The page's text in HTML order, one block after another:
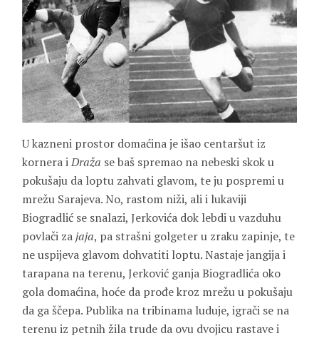
U kazneni prostor domaćina je išao centaršut iz
kornera iDraža se baš spremao na nebeski skok u
pokušaju da loptu zahvati glavom, te ju pospremi u
mrežu Sarajeva. No, rastom niži, ali i lukaviji
Biogradlić se snalazi, Jerkovića dok lebdi u vazduhu
povlači zajaja, pa strašni golgeter u zraku zapinje, te
ne uspijeva glavom dohvatiti loptu. Nastaje jangija i
tarapana na terenu, Jerković ganja Biogradlića oko
gola domaćina, hoće da prođe kroz mrežu u pokušaju
da ga ščepa. Publika na tribinama luduje, igrači se na
terenu iz petnih žila trude da ovu dvojicu rastave i